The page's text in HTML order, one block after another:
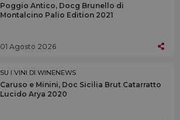
Poggio Antico, Docg Brunello di
Montalcino Palio Edition 2021
01 Agosto 2026
SU I VINI DI WINENEWS
Caruso e Minini, Doc Sicilia Brut Catarratto
Lucido Arya 2020